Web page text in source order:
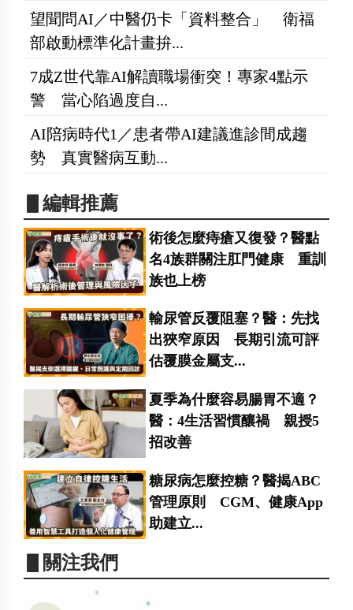
望聞問AI／中醫仍卡「資料整合」 衛福
部啟動標準化計畫拚...
7成Z世代靠AI解讀職場衝突！專家4點示
警 當心陷過度自...
AI陪病時代1／患者帶AI建議進診間成趨
勢 真實醫病互動...
▋編輯推薦
術後怎麼痔瘡又復發？醫點
名4族群關注肛門健康 重訓
族也上榜
輸尿管反覆阻塞？醫：先找
出狹窄原因 長期引流可評
估覆膜金屬支...
夏季為什麼容易腸胃不適？
醫：4生活習慣釀禍 親授5
招改善
糖尿病怎麼控糖？醫揭ABC
管理原則 CGM、健康App
助建立...
▋關注我們